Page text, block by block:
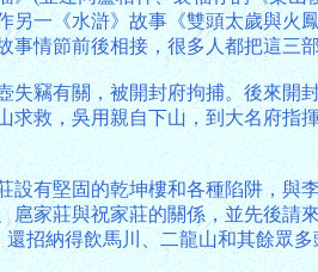
一《水滸》故事《雙頭太歲與
情節前後相接，很多人都把這三
竊有關，被開封府拘捕。後來
救，吳用親自下山，到大名府
有堅固的乾坤樓和各種陷阱，
家莊與祝家莊的關係，並先後
招納得飲馬川、二龍山和其餘眾